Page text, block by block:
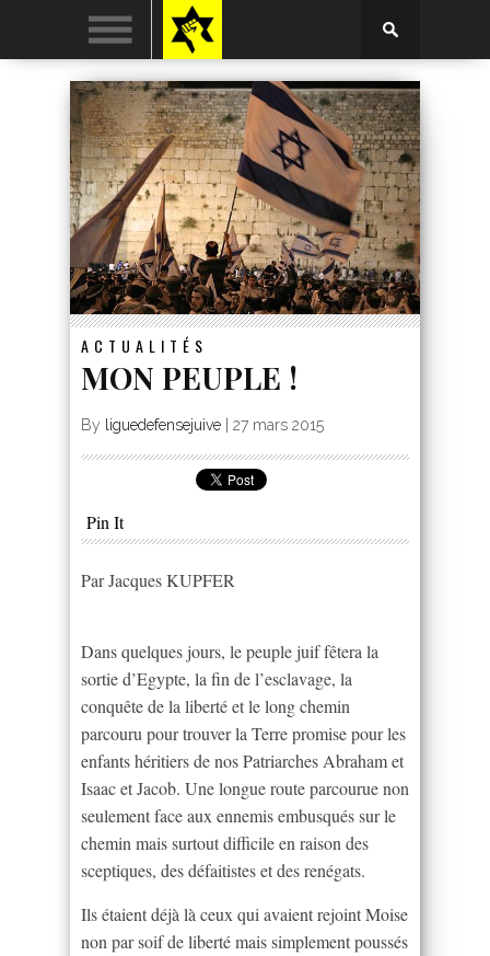
ACTUALITÉS
MON PEUPLE !
By liguedefensejuive 27 mars 2015
Pin It
Par Jacques KUPFER
Dans quelques jours, le peuple juif fêtera la
sortie d’Egypte, la fin de l’esclavage, la
conquête de la liberté et le long chemin
parcouru pour trouver la Terre promise pour les
enfants héritiers de nos Patriarches Abraham et
Isaac et Jacob. Une longue route parcourue non
seulement face aux ennemis embusqués sur le
chemin mais surtout difficile en raison des
sceptiques, des défaitistes et des renégats.
Ils étaient déjà là ceux qui avaient rejoint Moise
non par soif de liberté mais simplement poussés